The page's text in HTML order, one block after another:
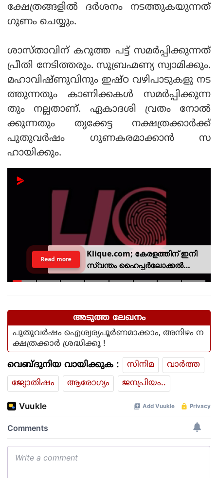
ക്ഷേത്രങ്ങളിൽ ദർശനം നടത്തുകയുന്നത്
ഗുണം ചെയ്യും.
ശാസ്താവിന് കറുത്ത പട്ട് സമർപ്പിക്കുന്നത്
പ്രീതി നേടിത്തരും. സുബ്രഹ്മണ്യ സ്വാമിക്കും.
മഹാവിഷ്ണുവിനും ഇഷ്ഠ വഴിപാടുകളു നട
ത്തുന്നതും കാണിക്കകൾ സമർപ്പിക്കുന്ന
തും നല്ലതാണ്. ഏകാദശി വ്രതം നോൽ
ക്കുന്നതും തൃക്കേട്ട നക്ഷത്രക്കാർക്ക്
പുതുവർഷം ഗുണകരമാക്കാൻ സ
ഹായിക്കും.
Klique.com; കേരളത്തിന് ഇനി
സ്വന്തം ഹൈപ്പർലോക്കൽ
സിവിക് പ്ലാറ്റ്‌ഫോം
Read more
അടുത്ത ലേഖനം
പുതുവർഷം ഐശ്വര്യപൂർണമാക്കാം, അനിഴം ന
ക്ഷത്രക്കാർ ശ്രദ്ധിക്കൂ !
വെബ്ദുനിയ വായിക്കുക : സിനിമ
വാര്‍ത്ത
ജ്യോതിഷം
ആരോഗ്യം ജനപ്രിയം..